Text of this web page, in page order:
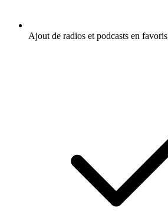
Ajout de radios et podcasts en favoris